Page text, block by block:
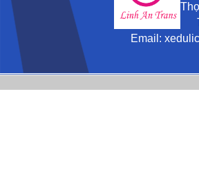
Email: